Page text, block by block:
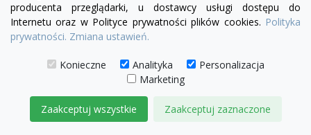
producenta przeglądarki, u dostawcy usługi dostępu do
Internetu oraz w Polityce prywatności plików cookies. Polityka
prywatności. Zmiana ustawień.
Konieczne Analityka
Personalizacja
Marketing
Zaakceptuj wszystkie Zaakceptuj zaznaczone